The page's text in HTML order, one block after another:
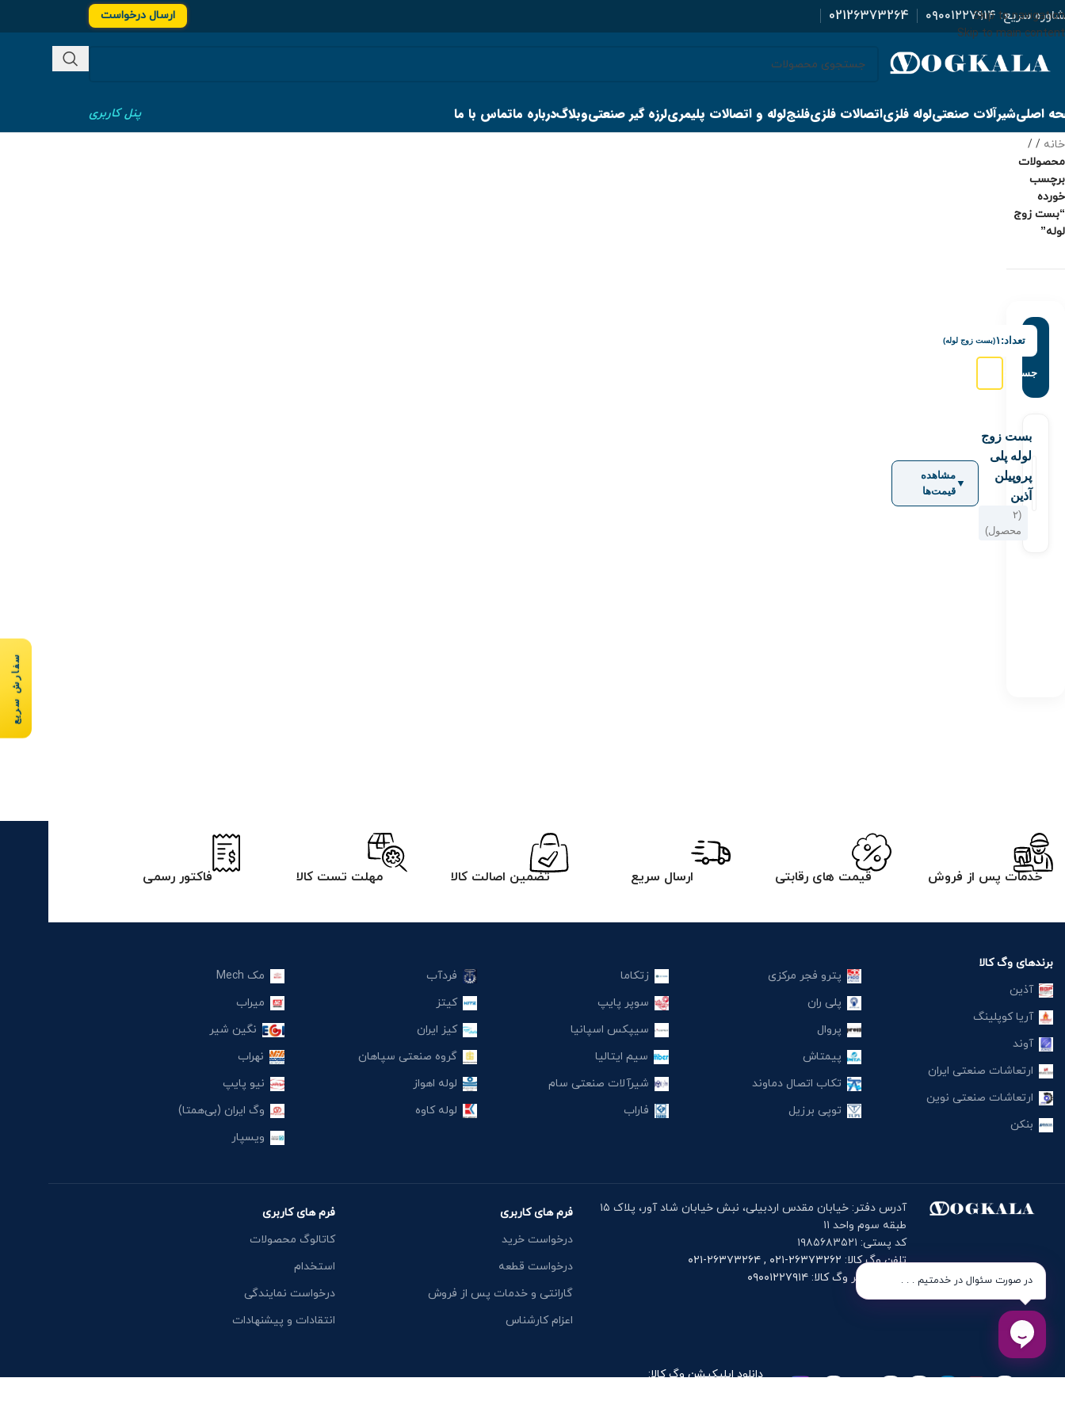
Skip to navigation
Skip to main content
سریع:۰۹۰۰۱۲۲۷۹۱۴ 02126373264 ارسال درخواست
اصلیشیرآلات صنعتیلوله فلزیاتصالات فلزیفلنجلوله و اتصالات پلیمریلرزه گیر صنعتیوبلاگدرباره ماتماس با ما پنل کاربری
خانه /
محصولات
برچسب
خورده
“بست زوج
لوله”
تعداد: ۱(بست زوج لوله)
جستجو:
بست زوج
لوله پلی
پروپیلن
آذین
(۲
محصول)
▼
مشاهده
قیمت‌ها
خدمات پس از فروش قیمت های رقابتی ارسال سریع تضمین اصالت کالا مهلت تست کالا فاکتور رسمی
برندهای وگ کالا
آذین
آریا کوپلینگ
آوند
ارتعاشات صنعتی ایران
ارتعاشات صنعتی نوین
بنکن
پترو فجر مرکزی
پلی ران
پروال
پیمتاش
تکاب اتصال دماوند
توپی برزیل
زتکاما
سوپر پایپ
سیپکس اسپانیا
سیم ایتالیا
شیرآلات صنعتی سام
فاراب
فردآب
کیتز
کیز ایران
گروه صنعتی سپاهان
لوله اهواز
لوله کاوه
مک Mech
میراب
نگین شیر
نهراب
نیو پایپ
وگ ایران (بی‌همتا)
ویسپار
آدرس دفتر: خیابان مقدس اردبیلی، نبش خیابان شاد آور، پلاک ۱۵
طبقه سوم واحد ۱۱
کد پستی: ۱۹۸۵۶۸۳۵۲۱
تلفن وگ کالا: ۲۶۳۷۳۲۶۲-۰۲۱ , ۲۶۳۷۳۲۶۴-۰۲۱
موبایل دفتر وگ کالا: ۰۹۰۰۱۲۲۷۹۱۴
فرم های کاربری
درخواست خرید
درخواست قطعه
گارانتی و خدمات پس از فروش
اعزام کارشناس
فرم های کاربری
کاتالوگ محصولات
استخدام
درخواست نمایندگی
انتقادات و پیشنهادات
دانلود اپلیکیشن وگ کالا:
در صورت سئوال در خدمتیم . . .
سفارش سریع